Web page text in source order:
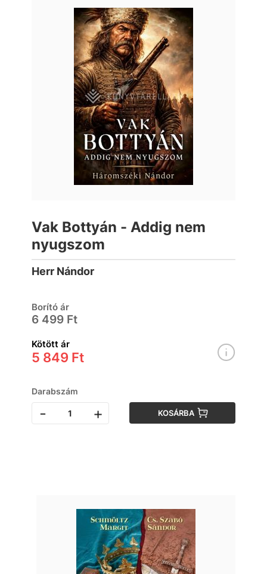
Vak Bottyán - Addig nem
nyugszom
Herr Nándor
Borító ár
6 499 Ft
Kötött ár
5 849 Ft
Darabszám
- + KOSÁRBA